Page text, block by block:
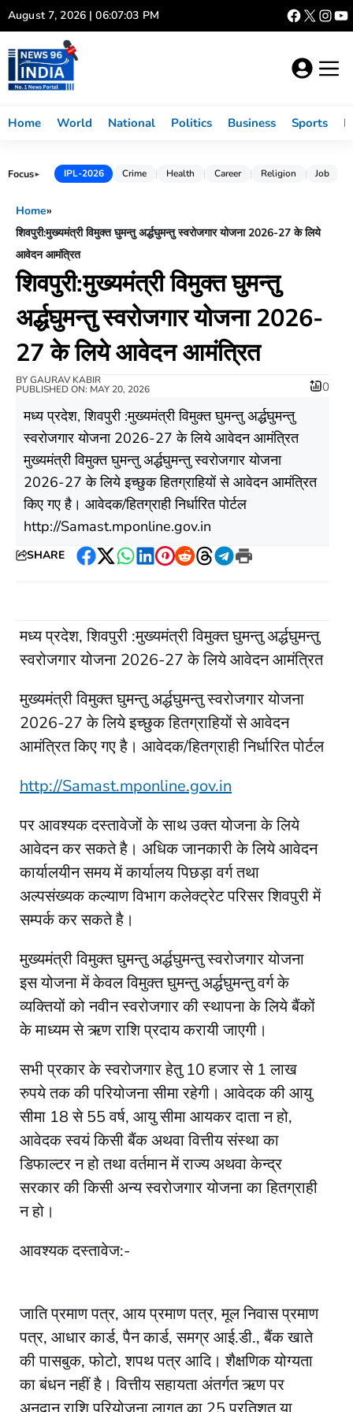
Skip
to
content
August 7, 2026 | 06:07:03 PM
Home World National Politics Business Sports
Focus► IPL-2026 Crime Health Career Religion Job
Home»
शिवपुरी:मुख्यमंत्री विमुक्त घुमन्तु अर्द्धघुमन्तु स्वरोजगार योजना 2026-27 के लिये
आवेदन आमंत्रित
शिवपुरी:मुख्यमंत्री विमुक्त घुमन्तु
अर्द्धघुमन्तु स्वरोजगार योजना 2026-
27 के लिये आवेदन आमंत्रित
BYGAURAV KABIR
PUBLISHED ON: MAY 20, 2026 0
मध्य प्रदेश, शिवपुरी :मुख्यमंत्री विमुक्त घुमन्तु अर्द्धघुमन्तु
स्वरोजगार योजना 2026-27 के लिये आवेदन आमंत्रित
मुख्यमंत्री विमुक्त घुमन्तु अर्द्धघुमन्तु स्वरोजगार योजना
2026-27 के लिये इच्छुक हितग्राहियों से आवेदन आमंत्रित
किए गए है। आवेदक/हितग्राही निर्धारित पोर्टल
http://Samast.mponline.gov.in
SHARE
Facebook
Twitter
WhatsApp
LinkedIn
Pinterest
RedditThreads
Telegram
Print
मध्य प्रदेश, शिवपुरी :मुख्यमंत्री विमुक्त घुमन्तु अर्द्धघुमन्तु
स्वरोजगार योजना 2026-27 के लिये आवेदन आमंत्रित
मुख्यमंत्री विमुक्त घुमन्तु अर्द्धघुमन्तु स्वरोजगार योजना
2026-27 के लिये इच्छुक हितग्राहियों से आवेदन
आमंत्रित किए गए है। आवेदक/हितग्राही निर्धारित पोर्टल
http://Samast.mponline.gov.in
पर आवश्यक दस्तावेजों के साथ उक्त योजना के लिये
आवेदन कर सकते है। अधिक जानकारी के लिये आवेदन
कार्यालयीन समय में कार्यालय पिछड़ा वर्ग तथा
अल्पसंख्यक कल्याण विभाग कलेक्ट्रेट परिसर शिवपुरी में
सम्पर्क कर सकते है।
मुख्यमंत्री विमुक्त घुमन्तु अर्द्धघुमन्तु स्वरोजगार योजना
इस योजना में केवल विमुक्त घुमन्तु अर्द्धघुमन्तु वर्ग के
व्यक्तियों को नवीन स्वरोजगार की स्थापना के लिये बैंकों
के माध्यम से ऋण राशि प्रदाय करायी जाएगी।
सभी प्रकार के स्वरोजगार हेतु 10 हजार से 1 लाख
रुपये तक की परियोजना सीमा रहेगी। आवेदक की आयु
सीमा 18 से 55 वर्ष, आयु सीमा आयकर दाता न हो,
आवेदक स्वयं किसी बैंक अथवा वित्तीय संस्था का
डिफाल्टर न हो तथा वर्तमान में राज्य अथवा केन्द्र
सरकार की किसी अन्य स्वरोजगार योजना का हितग्राही
न हो।
आवश्यक दस्तावेज:-
जाति प्रमाण पत्र, आय प्रमाण पत्र, मूल निवास प्रमाण
पत्र, आधार कार्ड, पैन कार्ड, समग्र आई.डी., बैंक खाते
की पासबुक, फोटो, शपथ पत्र आदि। शैक्षणिक योग्यता
का बंधन नहीं है। वित्तीय सहायता अंतर्गत ऋण पर